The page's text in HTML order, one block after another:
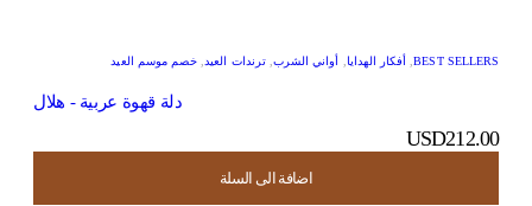
اضافة الى السلة
اضافة الى السلة
اضافة الى السلة
اضافة الى السلة
BEST SELLERS
, أفكار الهدايا أواني الشرب ,ترندات العيد خصم موسم العيد
دلة قهوة عربية - هلال
USD212.00